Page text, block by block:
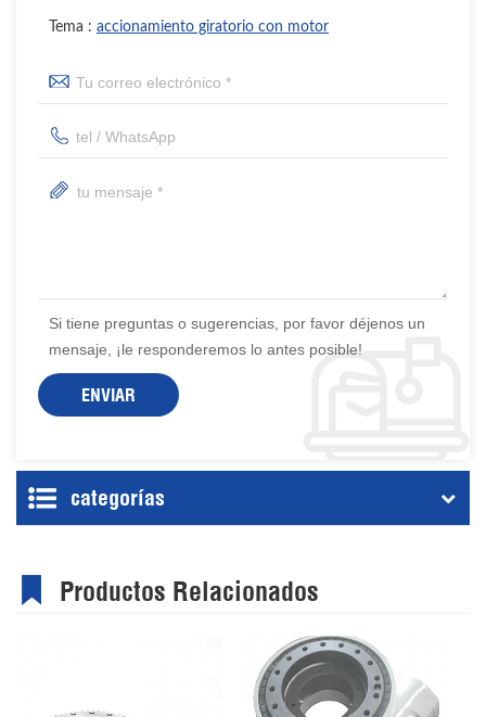
Tema : accionamiento giratorio con motor
Si tiene preguntas o sugerencias, por favor déjenos un
mensaje, ¡le responderemos lo antes posible!
categorías
Productos Relacionados